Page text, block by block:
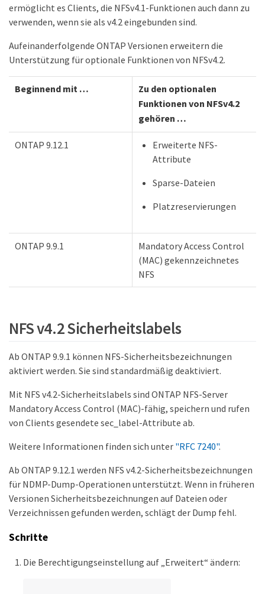
ermöglicht es Clients, die NFSv4.1-Funktionen auch dann zu
verwenden, wenn sie als v4.2 eingebunden sind.
Aufeinanderfolgende ONTAP Versionen erweitern die
Unterstützung für optionale Funktionen von NFSv4.2.
Beginnend mit …​
Zu den optionalen
Funktionen von NFSv4.2
gehören …​
ONTAP 9.12.1
Erweiterte NFS-
Attribute
Sparse-Dateien
Platzreservierungen
ONTAP 9.9.1
Mandatory Access Control
(MAC) gekennzeichnetes
NFS
NFS v4.2 Sicherheitslabels
Ab ONTAP 9.9.1 können NFS-Sicherheitsbezeichnungen
aktiviert werden. Sie sind standardmäßig deaktiviert.
Mit NFS v4.2-Sicherheitslabels sind ONTAP NFS-Server
Mandatory Access Control (MAC)-fähig, speichern und rufen
von Clients gesendete sec_label-Attribute ab.
Weitere Informationen finden sich unter "RFC 7240".
Ab ONTAP 9.12.1 werden NFS v4.2-Sicherheitsbezeichnungen
für NDMP-Dump-Operationen unterstützt. Wenn in früheren
Versionen Sicherheitsbezeichnungen auf Dateien oder
Verzeichnissen gefunden werden, schlägt der Dump fehl.
Schritte
Die Berechtigungseinstellung auf „Erweitert“ ändern: